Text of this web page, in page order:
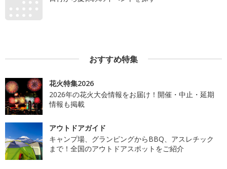
おすすめ特集
花火特集2026
2026年の花火大会情報をお届け！開催・中止・延期
情報も掲載
アウトドアガイド
キャンプ場、グランピングからBBQ、アスレチック
まで！全国のアウトドアスポットをご紹介